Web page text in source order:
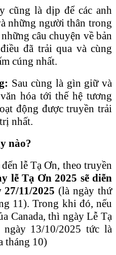
cũng là dịp để các anh
những người thân trong
câu chuyện về bản
đã trải qua và cùng
cúng nhất.
Sau cùng là gìn giữ và
hóa tới thế hệ tương
động được truyền trải
nhất.
nào?
lễ Tạ Ơn, theo truyền
lễ Tạ Ơn 2025 sẽ diễn
27/11/2025 (là ngày thứ
11). Trong khi đó, nếu
Canada, thì ngày Lễ Tạ
13/10/2025 tức là
tháng 10)